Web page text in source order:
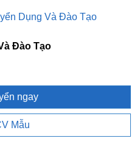
Dụng Và Đào Tạo
Đào Tạo
ngay
Mẫu